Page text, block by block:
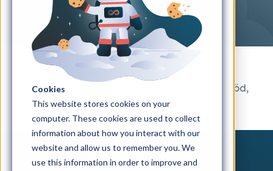
Cookies
This website stores cookies on your
computer. These cookies are used to collect
information about how you interact with our
website and allow us to remember you. We
use this information in order to improve and
#Månresan
#Månresan avsnitt 230: Strumpbyxor, rågbröd,
citat & kaffetips med vår HR